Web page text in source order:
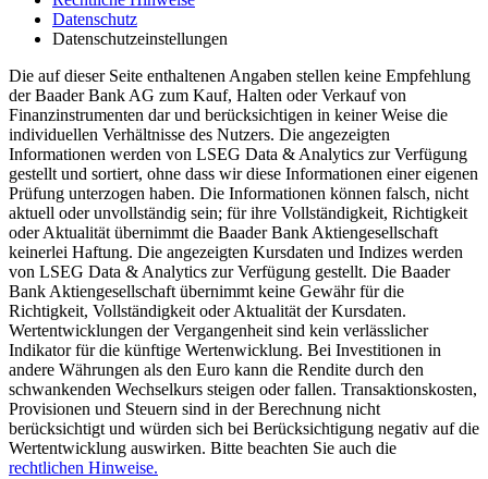
Datenschutz
Datenschutzeinstellungen
Die auf dieser Seite enthaltenen Angaben stellen keine Empfehlung
der Baader Bank AG zum Kauf, Halten oder Verkauf von
Finanzinstrumenten dar und berücksichtigen in keiner Weise die
individuellen Verhältnisse des Nutzers. Die angezeigten
Informationen werden von LSEG Data & Analytics zur Verfügung
gestellt und sortiert, ohne dass wir diese Informationen einer eigenen
Prüfung unterzogen haben. Die Informationen können falsch, nicht
aktuell oder unvollständig sein; für ihre Vollständigkeit, Richtigkeit
oder Aktualität übernimmt die Baader Bank Aktiengesellschaft
keinerlei Haftung. Die angezeigten Kursdaten und Indizes werden
von LSEG Data & Analytics zur Verfügung gestellt. Die Baader
Bank Aktiengesellschaft übernimmt keine Gewähr für die
Richtigkeit, Vollständigkeit oder Aktualität der Kursdaten.
Wertentwicklungen der Vergangenheit sind kein verlässlicher
Indikator für die künftige Wertenwicklung. Bei Investitionen in
andere Währungen als den Euro kann die Rendite durch den
schwankenden Wechselkurs steigen oder fallen. Transaktionskosten,
Provisionen und Steuern sind in der Berechnung nicht
berücksichtigt und würden sich bei Berücksichtigung negativ auf die
Wertentwicklung auswirken. Bitte beachten Sie auch die
rechtlichen Hinweise.